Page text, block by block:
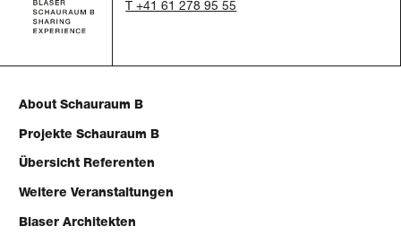
T +41 61 278 95 55
About Schauraum B
Projekte Schauraum B
Übersicht Referenten
Weitere Veranstaltungen
Blaser Architekten